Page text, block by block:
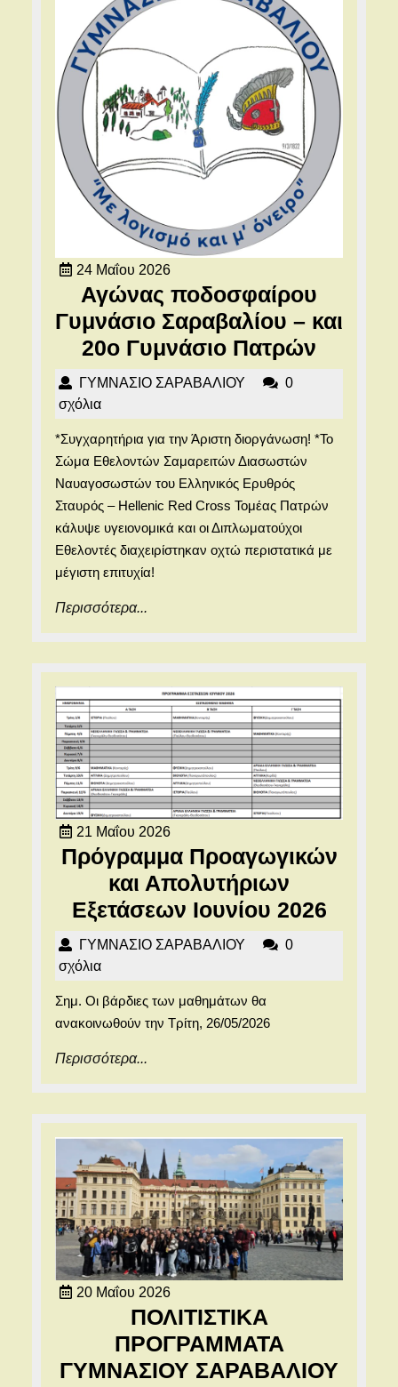
24 Μαΐου 202624
Μαΐου
Αγώνας ποδοσφαίρου
Γυμνάσιο Σαραβαλίου – και
20ο Γυμνάσιο Πατρών
20ο
Πατρών
ΓΥΜΝΑΣΙΟ ΣΑΡΑΒΑΛΙΟΥ ΓΥΜΝΑΣΙΟ
0
σχόλια
*Συγχαρητήρια για την Άριστη διοργάνωση! *Το
Σώμα Εθελοντών Σαμαρειτών Διασωστών
Ναυαγοσωστών του Ελληνικός Ερυθρός
Σταυρός – Hellenic Red Cross Τομέας Πατρών
κάλυψε υγειονομικά και οι Διπλωματούχοι
Εθελοντές διαχειρίστηκαν οχτώ περιστατικά με
μέγιστη επιτυχία!
Περισσότερα...
21 Μαΐου 202621
Μαΐου
2026
Πρόγραμμα Προαγωγικών
και Απολυτήριων
Εξετάσεων Ιουνίου 2026
ΓΥΜΝΑΣΙΟ ΣΑΡΑΒΑΛΙΟΥ ΓΥΜΝΑΣΙΟ
0
σχόλια
Σημ. Οι βάρδιες των μαθημάτων θα
ανακοινωθούν την Τρίτη, 26/05/2026
Περισσότερα...
20 Μαΐου 202620
Μαΐου
ΠΟΛΙΤΙΣΤΙΚΑ
ΠΡΟΓΡΑΜΜΑΤΑ
ΓΥΜΝΑΣΙΟΥ ΣΑΡΑΒΑΛΙΟΥ